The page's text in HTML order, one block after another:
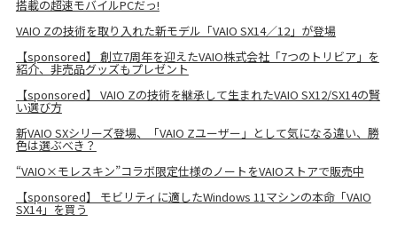
搭載の超速モバイルPCだっ!
VAIO Zの技術を取り入れた新モデル「VAIO SX14／12」が登場
【sponsored】 創立7周年を迎えたVAIO株式会社「7つのトリビア」を
紹介、非売品グッズもプレゼント
【sponsored】 VAIO Zの技術を継承して生まれたVAIO SX12/SX14の賢
い選び方
新VAIO SXシリーズ登場、「VAIO Zユーザー」として気になる違い、勝
色は選ぶべき？
“VAIO×モレスキン”コラボ限定仕様のノートをVAIOストアで販売中
【sponsored】 モビリティに適したWindows 11マシンの本命「VAIO
SX14」を買う